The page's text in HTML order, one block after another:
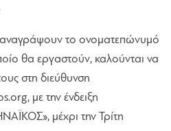
το ονοματεπώνυμό
θα εργαστούν, καλούνται να
στη διεύθυνση
, με την ένδειξη
μέχρι την Τρίτη